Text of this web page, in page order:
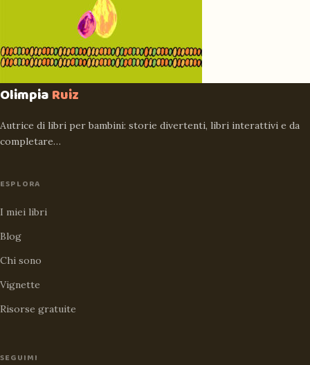
OlimpiaRuiz
Autrice di libri per bambini: storie divertenti, libri interattivi e da
completare…
ESPLORA
I miei libri
Blog
Chi sono
Vignette
Risorse gratuite
SEGUIMI